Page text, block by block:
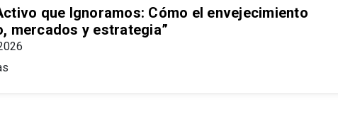
que Ignoramos: Cómo el envejecimiento
mercados y estrategia”